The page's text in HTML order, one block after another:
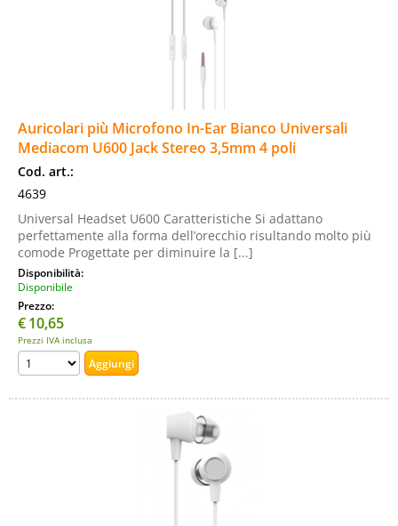
Auricolari più Microfono In-Ear Bianco Universali
Mediacom U600 Jack Stereo 3,5mm 4 poli
Cod. art.:
4639
Universal Headset U600 Caratteristiche Si adattano
perfettamente alla forma dell’orecchio risultando molto più
comode Progettate per diminuire la [...]
Disponibilità:
Disponibile
Prezzo:
€10,65
Prezzi IVA inclusa